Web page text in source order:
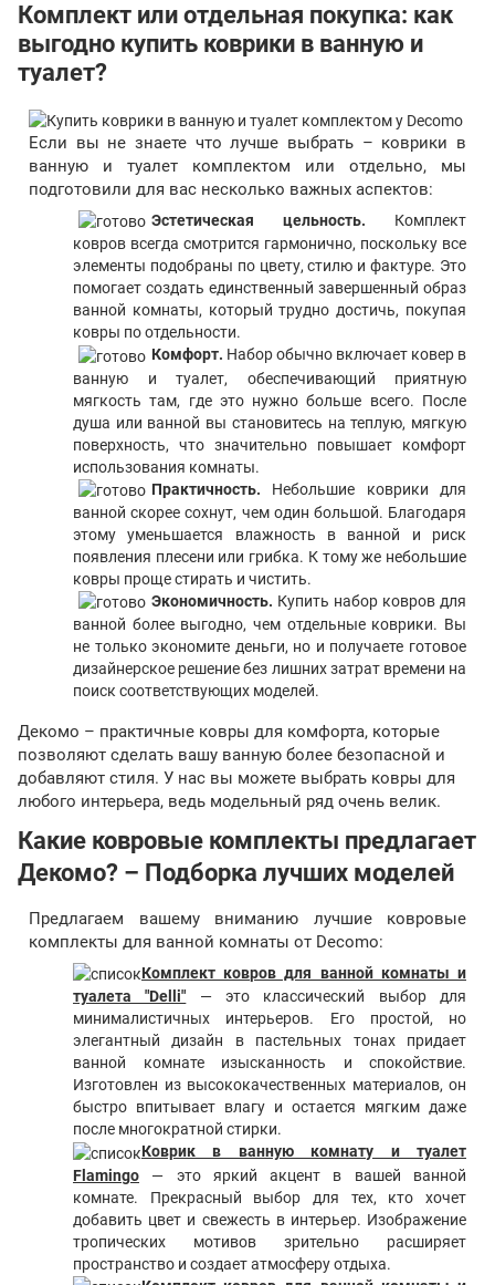
Комплект или отдельная покупка: как
выгодно купить коврики в ванную и
туалет?
Если вы не знаете что лучше выбрать – коврики в
ванную и туалет комплектом или отдельно, мы
подготовили для вас несколько важных аспектов:
Эстетическая цельность. Комплект
ковров всегда смотрится гармонично, поскольку все
элементы подобраны по цвету, стилю и фактуре. Это
помогает создать единственный завершенный образ
ванной комнаты, который трудно достичь, покупая
ковры по отдельности.
Комфорт. Набор обычно включает ковер в
ванную и туалет, обеспечивающий приятную
мягкость там, где это нужно больше всего. После
душа или ванной вы становитесь на теплую, мягкую
поверхность, что значительно повышает комфорт
использования комнаты.
Практичность. Небольшие коврики для
ванной скорее сохнут, чем один большой. Благодаря
этому уменьшается влажность в ванной и риск
появления плесени или грибка. К тому же небольшие
ковры проще стирать и чистить.
Экономичность. Купить набор ковров для
ванной более выгодно, чем отдельные коврики. Вы
не только экономите деньги, но и получаете готовое
дизайнерское решение без лишних затрат времени на
поиск соответствующих моделей.
Декомо – практичные ковры для комфорта, которые
позволяют сделать вашу ванную более безопасной и
добавляют стиля. У нас вы можете выбрать ковры для
любого интерьера, ведь модельный ряд очень велик.
Какие ковровые комплекты предлагает
Декомо? – Подборка лучших моделей
Предлагаем вашему вниманию лучшие ковровые
комплекты для ванной комнаты от Decomo:
Комплект ковров для ванной комнаты и
туалета "Delli" — это классический выбор для
минималистичных интерьеров. Его простой, но
элегантный дизайн в пастельных тонах придает
ванной комнате изысканность и спокойствие.
Изготовлен из высококачественных материалов, он
быстро впитывает влагу и остается мягким даже
после многократной стирки.
Коврик в ванную комнату и туалет
Flamingo — это яркий акцент в вашей ванной
комнате. Прекрасный выбор для тех, кто хочет
добавить цвет и свежесть в интерьер. Изображение
тропических мотивов зрительно расширяет
пространство и создает атмосферу отдыха.